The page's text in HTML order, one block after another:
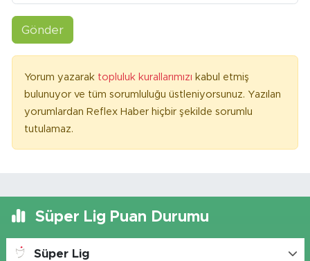
Gönder
Yorum yazarak topluluk kurallarımızı kabul etmiş
bulunuyor ve tüm sorumluluğu üstleniyorsunuz. Yazılan
yorumlardan Reflex Haber hiçbir şekilde sorumlu
tutulamaz.
Süper Lig Puan Durumu
Süper Lig